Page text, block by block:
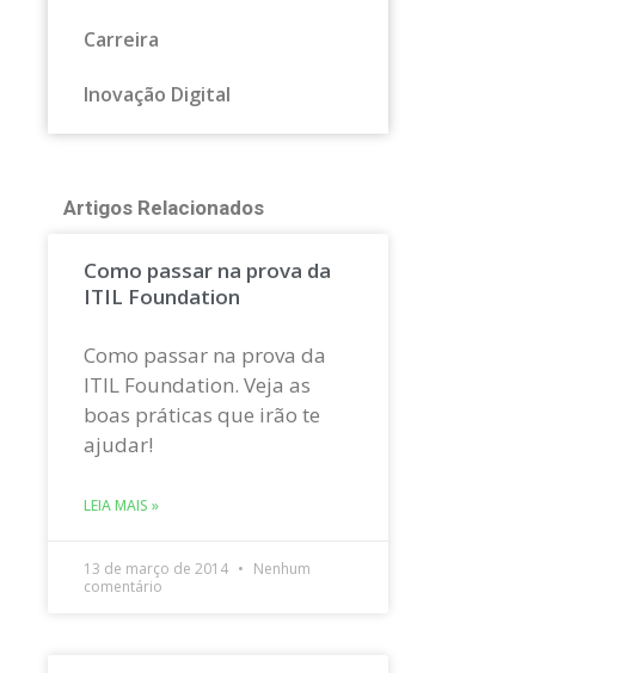
Carreira
Inovação Digital
Artigos Relacionados
Como passar na prova da
ITIL Foundation
Como passar na prova da
ITIL Foundation. Veja as
boas práticas que irão te
ajudar!
LEIA MAIS »
13 de março de 2014
Nenhum
comentário